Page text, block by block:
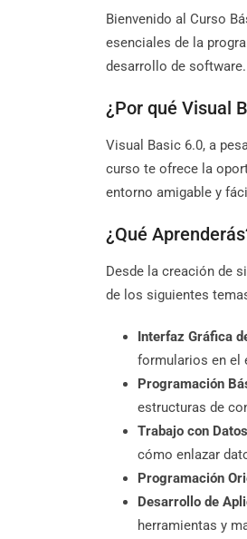
Bienvenido al Curso
esenciales de la
desarrollo de software.
¿Por qué Visual
Visual Basic 6.0, a
curso te ofrece la
entorno amigable y
¿Qué
Desde la creación de
de los siguientes
Interfaz Gráfica
formularios en el
Programación
estructuras de
Trabajo con
cómo enlazar
Programación
Desarrollo de
herramientas y